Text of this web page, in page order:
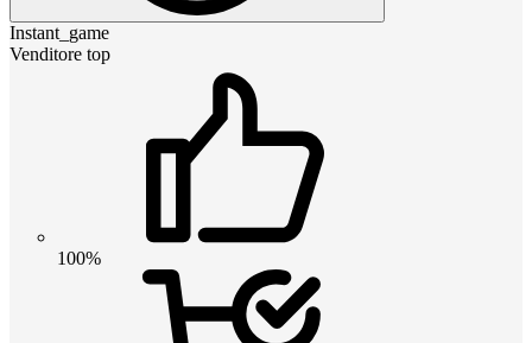
Instant_game
Venditore top
100%